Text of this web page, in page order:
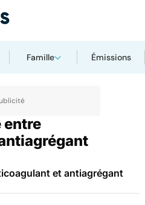
Famille Émissions
entre
et antiagrégant